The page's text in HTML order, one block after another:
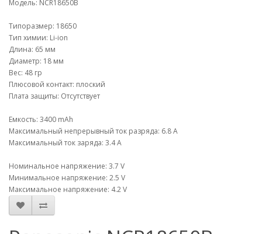
Модель: NCR18650B
Типоразмер: 18650
Тип химии: Li-ion
Длина: 65 мм
Диаметр: 18 мм
Вес: 48 гр
Плюсовой контакт: плоский
Плата защиты: Отсутствует
Емкость: 3400 mAh
Максимальный непрерывный ток разряда: 6.8 A
Максимальный ток заряда: 3.4 A
Номинальное напряжение: 3.7 V
Минимальное напряжение: 2.5 V
Максимальное напряжение: 4.2 V